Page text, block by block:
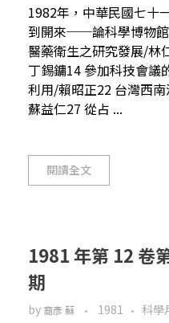
1982年，中華民國七十
到開來──論科學博物
醫藥衛生之研究發展/林
丁錫鏞14 參加科技會議
利用/賴昭正22 台灣西
蘇益仁27 從占 ...
閱讀全文
1981 年第 12 卷
期
by 裔彥 蘇 1981 科學